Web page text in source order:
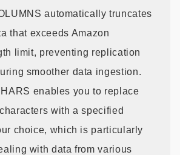
automatically truncates
that exceeds Amazon
limit, preventing replication
smoother data ingestion.
enables you to replace
with a specified
choice, which is particularly
with data from various